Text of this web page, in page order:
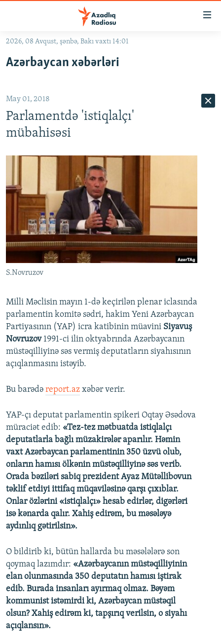
Əsas
qayıt
qayıt
Axtarışa
#ƏSLINDƏ
ARAŞDIRMA
VIDEO
FOTOQALEREYA
İNFOQRAFIKA
KARIKATURA
RADIO ARXIV
OXU ZALI
AZƏRBAYCAN ƏDƏBIYYATI KITABXANASI
İSLAM VƏ DEMOKRATIYA
HAQQIMIZDA
MISSIYAMIZ
PEŞƏ ETIKASI VƏ JURNALISTIKA STANDARTLARIMIZ
BIZIMLƏ ƏLAQƏ
XƏBƏR BÜLLETENLƏRIMIZ
2026, 08 Avqust, şənbə, Bakı vaxtı 14:01
Azərbaycan xəbərləri
May 01, 2018
Parlamentdə 'istiqlalçı'
mübahisəsi
S.Novruzov
Milli Məclisin mayın 1-də keçirilən plenar iclasında
parlamentin komitə sədri, hakim Yeni Azərbaycan
Partiyasının (YAP) icra katibinin müavini Siyavuş
Novruzov1991-ci ilin oktyabrında Azərbaycanın
müstəqilliyinə səs vermiş deputatların siyahısının
açıqlanmasını istəyib.
Bu barədə report.az xəbər verir.
YAP-çı deputat parlamentin spikeri Oqtay Əsədova
müraciət edib: «Tez-tez mətbuatda istiqlalçı
deputatlarla bağlı müzakirələr aparılır. Həmin
vaxt Azərbaycan parlamentinin 350 üzvü olub,
onların hamısı ölkənin müstəqilliyinə səs verib.
Orada bəziləri sabiq prezident Ayaz Mütəllibovun
təklif etdiyi ittifaq müqaviləsinə qarşı çıxıblar.
Onlar özlərini «istiqlalçı» hesab edirlər, digərləri
isə kənarda qalır. Xahiş edirəm, bu məsələyə
aydınlıq gətirilsin».
O bildirib ki, bütün hallarda bu məsələlərə son
qoymaq lazımdır: «Azərbaycanın müstəqilliyinin
elan olunmasında 350 deputatın hamısı iştirak
edib. Burada insanları ayırmaq olmaz. Bəyəm
kommunist istəmirdi ki, Azərbaycan müstəqil
olsun? Xahiş edirəm ki, tapşırıq verilsin, o siyahı
açıqlansın».